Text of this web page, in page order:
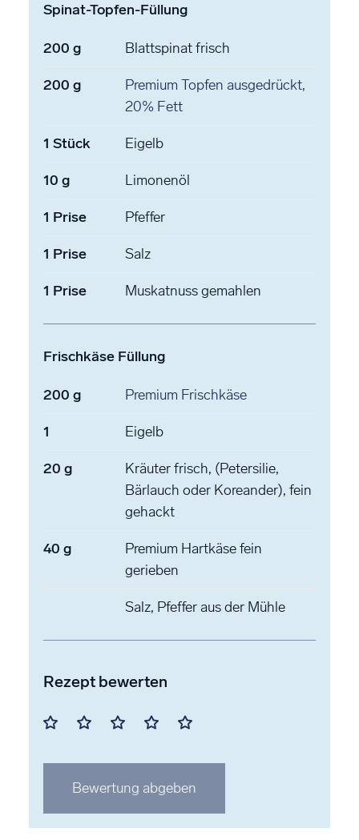
Spinat-Topfen-Füllung
200 g Blattspinatfrisch
200 g Premium Topfen ausgedrückt,
20% Fett
1 Stück Eigelb
10 g Limonenöl
1 Prise Pfeffer
1 Prise Salz
1 Prise Muskatnussgemahlen
Frischkäse Füllung
200 g Premium Frischkäse
1 Eigelb
20 g Kräuterfrisch, (Petersilie,
Bärlauch oder Koreander), fein
gehackt
40 g Premium Hartkäsefein
gerieben
Salz, Pfeffer aus der Mühle
Rezept bewerten
Mit
Stern
bewerten
Mit
Stern
bewerten
Mit
Stern
bewerten
Mit
Stern
bewerten
Mit
Stern
bewerten
Bewertung abgeben